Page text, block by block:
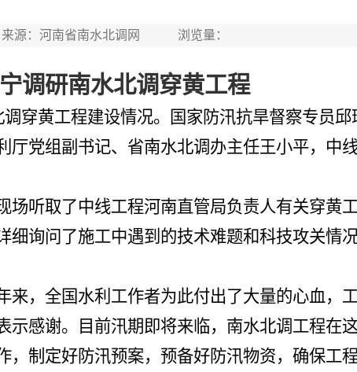
：河南省南水北调网 浏览量：
调研南水北调穿黄工程
穿黄工程建设情况。国家防汛抗旱督察专员
党组副书记、省南水北调办主任王小平，中线
场听取了中线工程河南直管局负责人有关穿黄
询问了施工中遇到的技术难题和科技攻关情
来，全国水利工作者为此付出了大量的心血，
感谢。目前汛期即将来临，南水北调工程在
制定好防汛预案，预备好防汛物资，确保工